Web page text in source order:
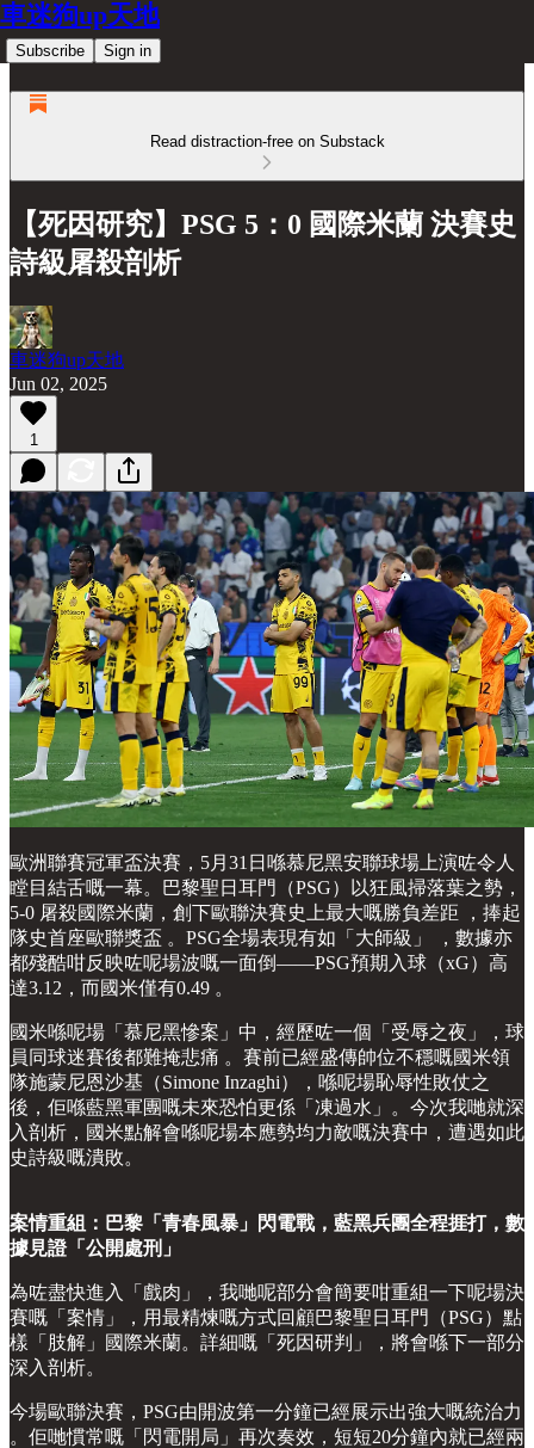
車迷狗up天地
Subscribe Sign in
Read distraction-free on Substack
【死因研究】PSG 5：0 國際米蘭 決賽史
詩級屠殺剖析
車迷狗up天地
Jun 02, 2025
1
歐洲聯賽冠軍盃決賽，5月31日喺慕尼黑安聯球場上演咗令人
瞠目結舌嘅一幕。巴黎聖日耳門（PSG）以狂風掃落葉之勢，
5-0 屠殺國際米蘭，創下歐聯決賽史上最大嘅勝負差距 ，捧起
隊史首座歐聯獎盃 。PSG全場表現有如「大師級」 ，數據亦
都殘酷咁反映咗呢場波嘅一面倒——PSG預期入球（xG）高
達3.12，而國米僅有0.49 。
國米喺呢場「慕尼黑慘案」中，經歷咗一個「受辱之夜」，球
員同球迷賽後都難掩悲痛 。賽前已經盛傳帥位不穩嘅國米領
隊施蒙尼恩沙基（Simone Inzaghi），喺呢場恥辱性敗仗之
後，佢喺藍黑軍團嘅未來恐怕更係「凍過水」。今次我哋就深
入剖析，國米點解會喺呢場本應勢均力敵嘅決賽中，遭遇如此
史詩級嘅潰敗。
案情重組：巴黎「青春風暴」閃電戰，藍黑兵團全程捱打，數
據見證「公開處刑」
為咗盡快進入「戲肉」，我哋呢部分會簡要咁重組一下呢場決
賽嘅「案情」，用最精煉嘅方式回顧巴黎聖日耳門（PSG）點
樣「肢解」國際米蘭。詳細嘅「死因研判」，將會喺下一部分
深入剖析。
今場歐聯決賽，PSG由開波第一分鐘已經展示出強大嘅統治力
。佢哋慣常嘅「閃電開局」再次奏效，短短20分鐘內就已經兩